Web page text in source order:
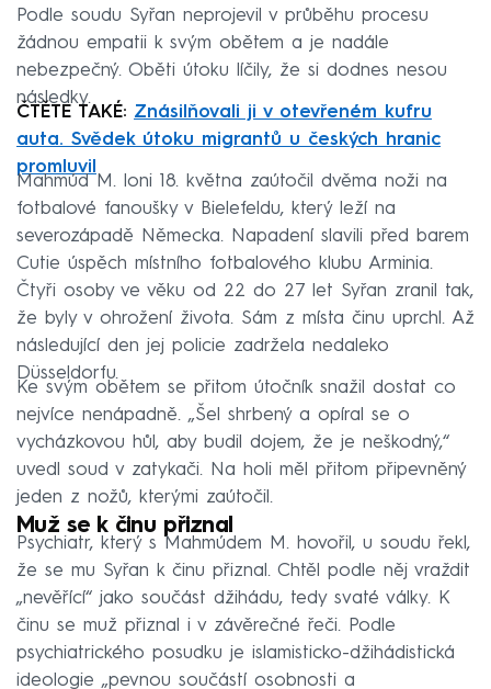
Podle soudu Syřan neprojevil v průběhu procesu
žádnou empatii k svým obětem a je nadále
nebezpečný. Oběti útoku líčily, že si dodnes nesou
následky.
ČTĚTE TAKÉ: Znásilňovali ji v otevřeném kufru
auta. Svědek útoku migrantů u českých hranic
promluvil
Mahmúd M. loni 18. května zaútočil dvěma noži na
fotbalové fanoušky v Bielefeldu, který leží na
severozápadě Německa. Napadení slavili před barem
Cutie úspěch místního fotbalového klubu Arminia.
Čtyři osoby ve věku od 22 do 27 let Syřan zranil tak,
že byly v ohrožení života. Sám z místa činu uprchl. Až
následující den jej policie zadržela nedaleko
Düsseldorfu.
Ke svým obětem se přitom útočník snažil dostat co
nejvíce nenápadně. „Šel shrbený a opíral se o
vycházkovou hůl, aby budil dojem, že je neškodný,“
uvedl soud v zatykači. Na holi měl přitom připevněný
jeden z nožů, kterými zaútočil.
Muž se k činu přiznal
Psychiatr, který s Mahmúdem M. hovořil, u soudu řekl,
že se mu Syřan k činu přiznal. Chtěl podle něj vraždit
„nevěřící“ jako součást džihádu, tedy svaté války. K
činu se muž přiznal i v závěrečné řeči. Podle
psychiatrického posudku je islamisticko-džihádistická
ideologie „pevnou součástí osobnosti a